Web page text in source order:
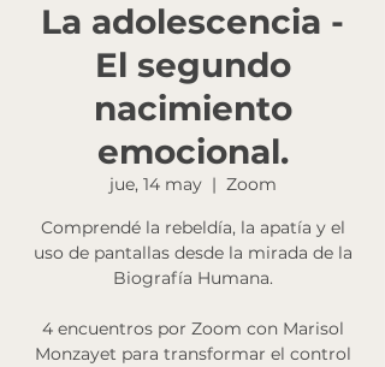
La adolescencia -
El segundo
nacimiento
emocional.
jue, 14 may
  |
Zoom
Comprendé la rebeldía, la apatía y el
uso de pantallas desde la mirada de la
Biografía Humana.
4 encuentros por Zoom con Marisol
Monzayet para transformar el control